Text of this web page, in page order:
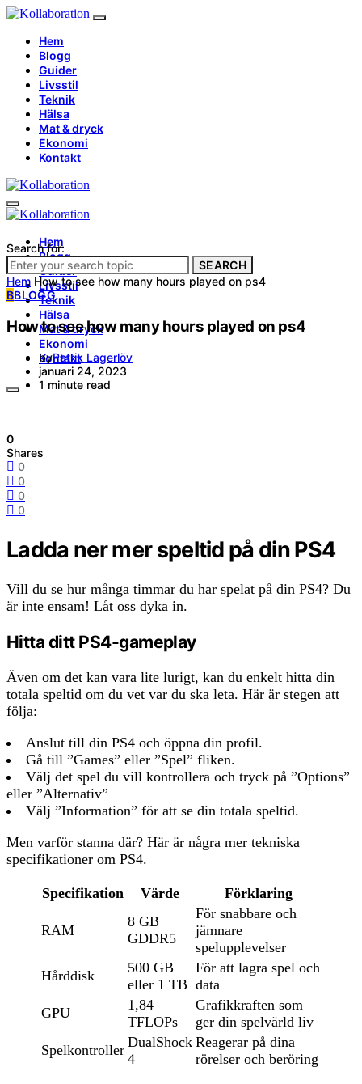
Hem
Blogg
Guider
Livsstil
Teknik
Hälsa
Mat & dryck
Ekonomi
Kontakt
Hem
Blogg
Guider
Livsstil
Teknik
Hälsa
Mat & dryck
Ekonomi
Kontakt
Search for:
SEARCH
Hem How to see how many hours played on ps4
BBLOGG
How to see how many hours played on ps4
byPatrik Lagerlöv
januari 24, 2023
1 minute read
0
Shares
0
0
0
0
Ladda ner mer speltid på din PS4
Vill du se hur många timmar du har spelat på din PS4? Du
är inte ensam! Låt oss dyka in.
Hitta ditt PS4-gameplay
Även om det kan vara lite lurigt, kan du enkelt hitta din
totala speltid om du vet var du ska leta. Här är stegen att
följa:
Anslut till din PS4 och öppna din profil.
Gå till ”Games” eller ”Spel” fliken.
Välj det spel du vill kontrollera och tryck på ”Options”
eller ”Alternativ”
Välj ”Information” för att se din totala speltid.
Men varför stanna där? Här är några mer tekniska
specifikationer om PS4.
Specifikation Värde Förklaring
RAM
8 GB
GDDR5
För snabbare och
jämnare
spelupplevelser
Hårddisk
500 GB
eller 1 TB
För att lagra spel och
data
GPU
1,84
TFLOPs
Grafikkraften som
ger din spelvärld liv
Spelkontroller DualShock
4
Reagerar på dina
rörelser och beröring